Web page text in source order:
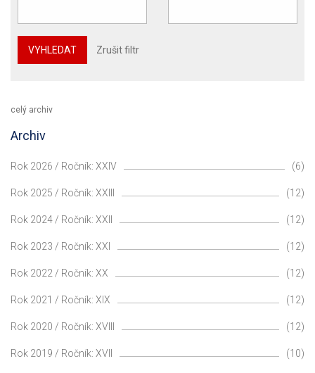
VYHLEDAT Zrušit filtr
celý archiv
Archiv
Rok 2026 / Ročník: XXIV (6)
Rok 2025 / Ročník: XXIII (12)
Rok 2024 / Ročník: XXII (12)
Rok 2023 / Ročník: XXI (12)
Rok 2022 / Ročník: XX (12)
Rok 2021 / Ročník: XIX (12)
Rok 2020 / Ročník: XVIII (12)
Rok 2019 / Ročník: XVII (10)